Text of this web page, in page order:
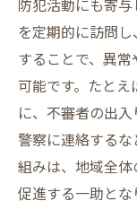
防犯活動にも寄
を定期的に訪問
することで、異
可能です。たと
に、不審者の出
警察に連絡する
組みは、地域全
促進する一助と